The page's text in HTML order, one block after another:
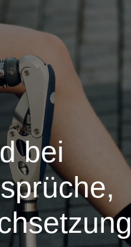
bei